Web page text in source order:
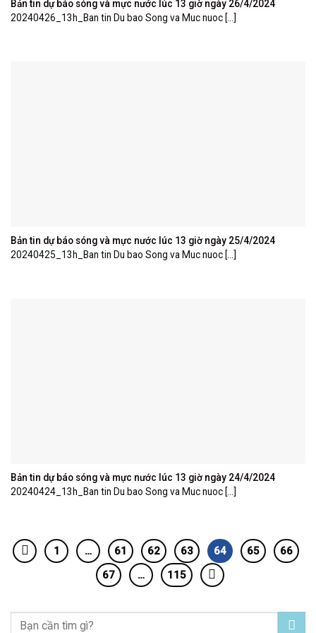
Bản tin dự báo sóng và mực nước lúc 13 giờ ngày 26/4/2024
20240426_13h_Ban tin Du bao Song va Muc nuoc [...]
Bản tin dự báo sóng và mực nước lúc 13 giờ ngày 25/4/2024
20240425_13h_Ban tin Du bao Song va Muc nuoc [...]
Bản tin dự báo sóng và mực nước lúc 13 giờ ngày 24/4/2024
20240424_13h_Ban tin Du bao Song va Muc nuoc [...]
1 … 61 62 63 64 65
66
67
… 115